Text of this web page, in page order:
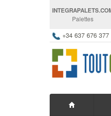
INTEGRAPALETS
Palettes
+34 637 676 377